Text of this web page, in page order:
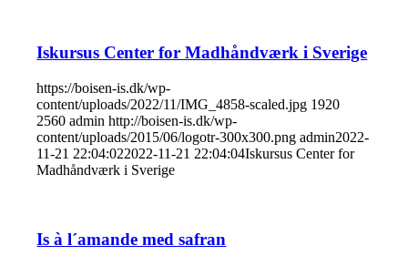
Iskursus Center for Madhåndværk i Sverige
https://boisen-is.dk/wp-
content/uploads/2022/11/IMG_4858-scaled.jpg 1920
2560 admin http://boisen-is.dk/wp-
content/uploads/2015/06/logotr-300x300.png admin2022-
11-21 22:04:022022-11-21 22:04:04Iskursus Center for
Madhåndværk i Sverige
Is à l´amande med safran